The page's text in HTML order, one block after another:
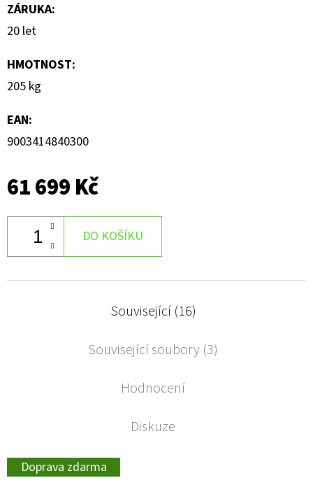
ZÁRUKA:
20 let
HMOTNOST:
205 kg
EAN:
9003414840300
61 699 Kč
DO KOŠÍKU
Související (16)
Související soubory (3)
Hodnocení
Diskuze
Doprava zdarma